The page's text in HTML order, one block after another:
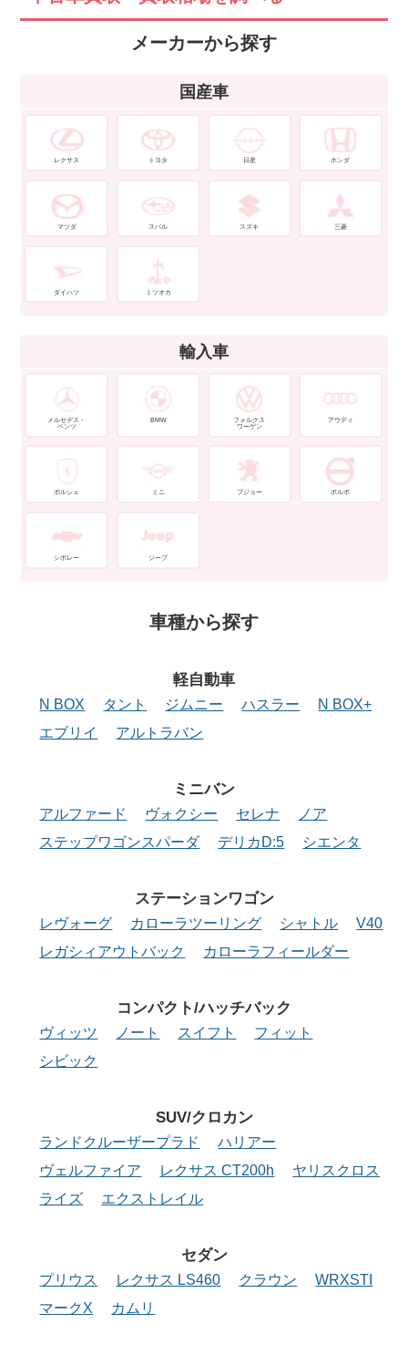
メーカーから探す
国産車
レクサス トヨタ 日産 ホンダ
マツダ スバル スズキ 三菱
ダイハツ ミツオカ
輸入車
メルセデス・
ベンツ
BMW
フォルクス
ワーゲン
アウディ
ポルシェ ミニ プジョー ボルボ
シボレー ジープ
車種から探す
軽自動車
N BOX タント ジムニー ハスラー
N BOX+
エブリイ
アルトラバン
ミニバン
アルファード ヴォクシー セレナ
ノア
ステップワゴンスパーダ
デリカD:5 シエンタ
ステーションワゴン
レヴォーグ カローラツーリング シャトル
V40
レガシィアウトバック
カローラフィールダー
コンパクト/ハッチバック
ヴィッツ ノート スイフト
フィット
シビック
SUV/クロカン
ランドクルーザープラド
ハリアー
ヴェルファイア
レクサス CT200h
ヤリスクロス
ライズ
エクストレイル
セダン
プリウス レクサス LS460 クラウン
WRXSTI
マークX
カムリ